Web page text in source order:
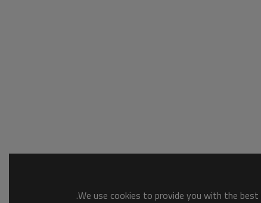
We use cookies to provide you with the